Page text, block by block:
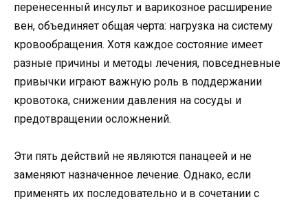
перенесенный инсульт и варикозное расширение
вен, объединяет общая черта: нагрузка на систему
кровообращения. Хотя каждое состояние имеет
разные причины и методы лечения, повседневные
привычки играют важную роль в поддержании
кровотока, снижении давления на сосуды и
предотвращении осложнений.
Эти пять действий не являются панацеей и не
заменяют назначенное лечение. Однако, если
применять их последовательно и в сочетании с